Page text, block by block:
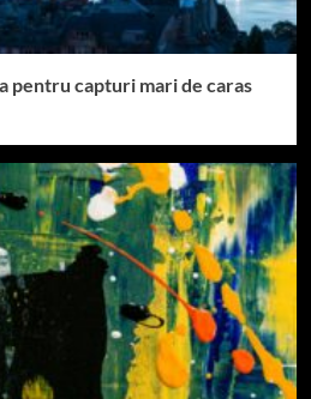
pentru capturi mari de caras